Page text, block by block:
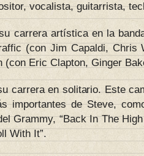
vocalista, guitarrista,
carrera artística en la
(con Jim Capaldi,
(con Eric Clapton, Ginger
carrera en solitario. Este
importantes de Steve,
Grammy, “Back In The
With It”.